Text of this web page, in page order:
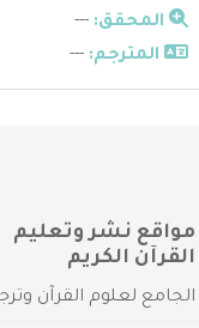
المحقق: ---
المترجم: ---
مواقع نشر وتعليم
القرآن الكريم
الجامع لعلوم القرآن